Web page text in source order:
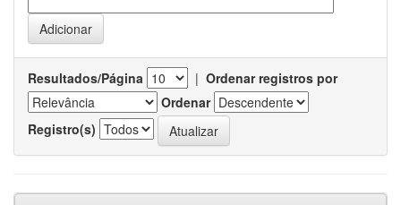
Resultados/Página | Ordenar registros por
Ordenar
Registro(s)